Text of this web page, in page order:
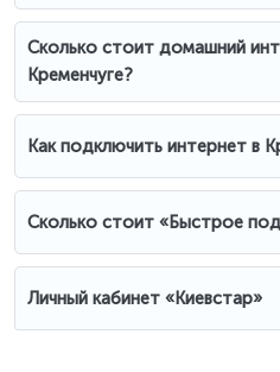
Сколько стоит домашний
Кременчуге?
Как подключить интернет в
Сколько стоит «Быстрое
Личный кабинет «Киевстар»